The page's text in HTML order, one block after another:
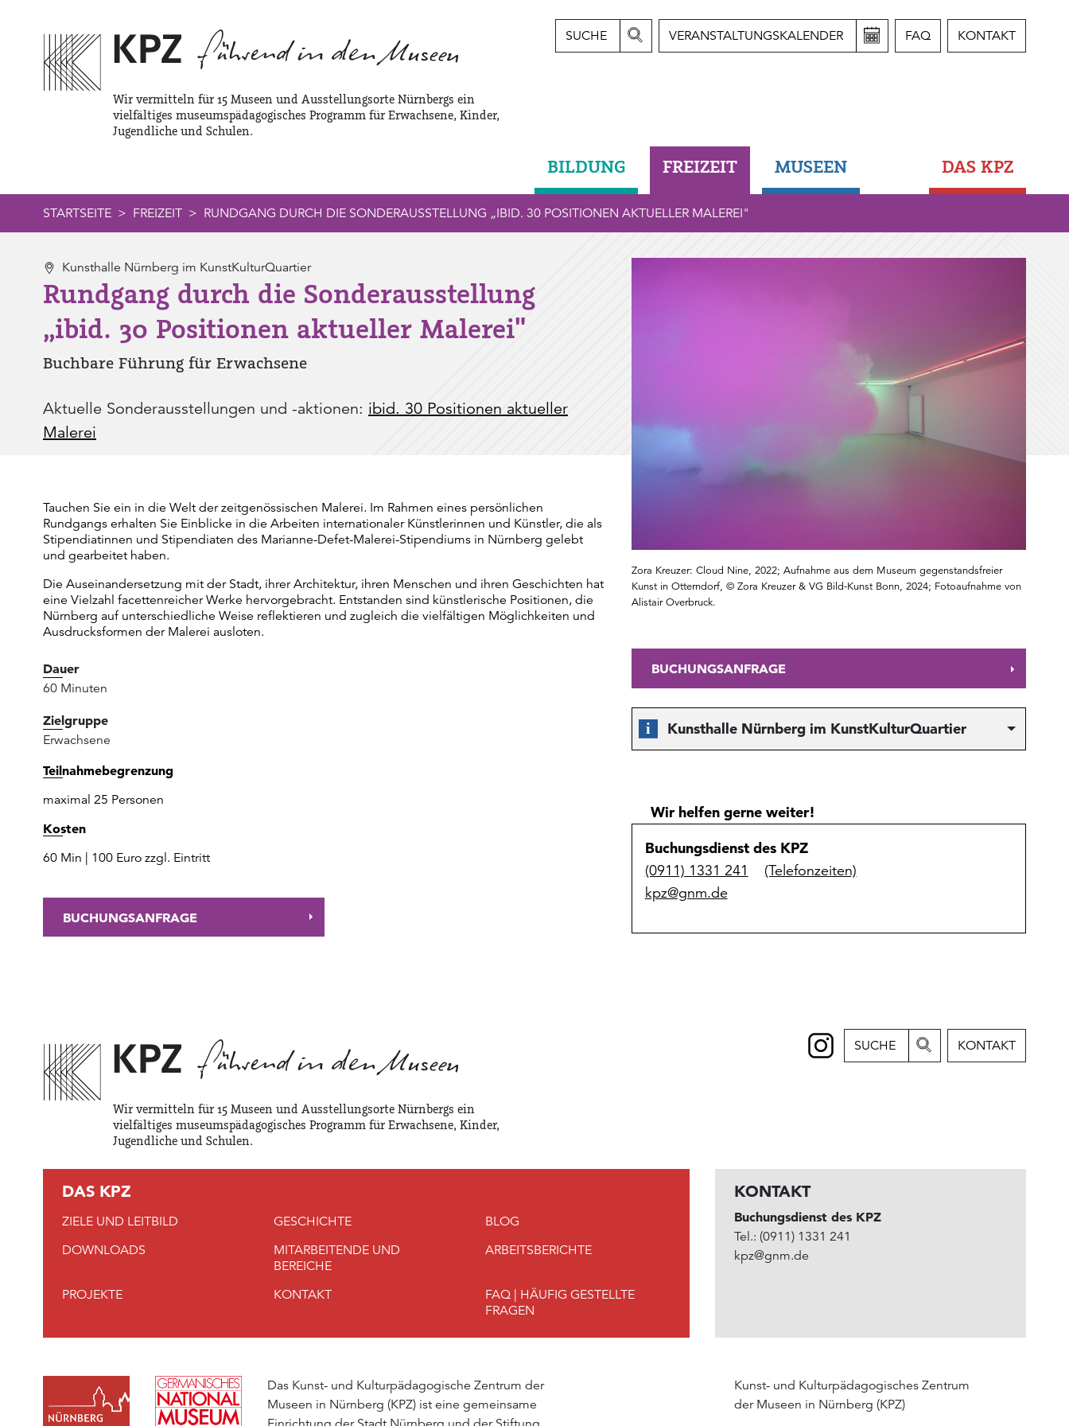
Wir vermitteln für 15 Museen und Ausstellungsorte Nürnbergs ein
vielfältiges museumspädagogisches Programm für Erwachsene, Kinder,
Jugendliche und Schulen.
SUCHE VERANSTALTUNGSKALENDER FAQ KONTAKT
BILDUNG FREIZEIT MUSEEN DAS KPZ
STARTSEITE FREIZEIT RUNDGANG DURCH DIE SONDERAUSSTELLUNG „IBID. 30 POSITIONEN AKTUELLER MALEREI"
Kunsthalle Nürnberg im KunstKulturQuartier
Rundgang durch die Sonderausstellung
„ibid. 30 Positionen aktueller Malerei"
Buchbare Führung für Erwachsene
Aktuelle Sonderausstellungen und -aktionen: ibid. 30 Positionen aktueller
Malerei
Tauchen Sie ein in die Welt der zeitgenössischen Malerei. Im Rahmen eines persönlichen
Rundgangs erhalten Sie Einblicke in die Arbeiten internationaler Künstlerinnen und Künstler, die als
Stipendiatinnen und Stipendiaten des Marianne-Defet-Malerei-Stipendiums in Nürnberg gelebt
und gearbeitet haben.
Die Auseinandersetzung mit der Stadt, ihrer Architektur, ihren Menschen und ihren Geschichten hat
eine Vielzahl facettenreicher Werke hervorgebracht. Entstanden sind künstlerische Positionen, die
Nürnberg auf unterschiedliche Weise reflektieren und zugleich die vielfältigen Möglichkeiten und
Ausdrucksformen der Malerei ausloten.
Dauer
60 Minuten
Zielgruppe
Erwachsene
Teilnahmebegrenzung
maximal 25 Personen
Kosten
60 Min | 100 Euro zzgl. Eintritt
BUCHUNGSANFRAGE
Zora Kreuzer: Cloud Nine, 2022; Aufnahme aus dem Museum gegenstandsfreier
Kunst in Otterndorf, © Zora Kreuzer & VG Bild-Kunst Bonn, 2024; Fotoaufnahme von
Alistair Overbruck.
BUCHUNGSANFRAGE
Kunsthalle Nürnberg im KunstKulturQuartier
Wir helfen gerne weiter!
Buchungsdienst des KPZ
(0911) 1331 241
(Telefonzeiten)
kpz@gnm.de
Wir vermitteln für 15 Museen und Ausstellungsorte Nürnbergs ein
vielfältiges museumspädagogisches Programm für Erwachsene, Kinder,
Jugendliche und Schulen.
SUCHE KONTAKT
DAS KPZ
ZIELE UND LEITBILD GESCHICHTE
BLOG
DOWNLOADS
MITARBEITENDE UND
BEREICHE
ARBEITSBERICHTE
PROJEKTE KONTAKT
FAQ | HÄUFIG GESTELLTE
FRAGEN
KONTAKT
Buchungsdienst des KPZ
Tel.: (0911) 1331 241
kpz@gnm.de
Das Kunst- und Kulturpädagogische Zentrum der
Museen in Nürnberg (KPZ) ist eine gemeinsame
Kunst- und Kulturpädagogisches Zentrum
der Museen in Nürnberg (KPZ)